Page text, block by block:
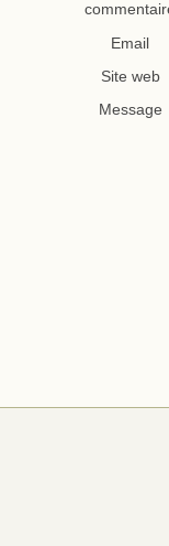
Email
Site web
Message